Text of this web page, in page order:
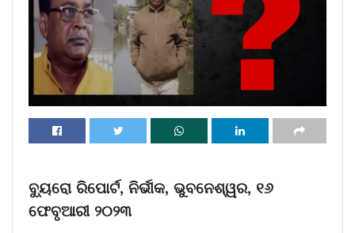
ବ୍ୟୁରୋ ରିପୋର୍ଟ, ନିର୍ଭୀକ, ଭୁବନେଶ୍ୱର, ୧୬
ଫେବୃଆରୀ ୨୦୨୩